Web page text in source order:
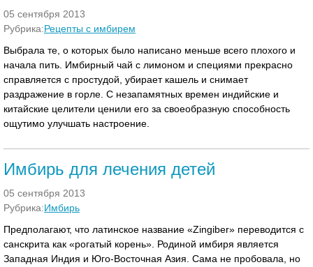
05 сентября 2013
Рубрика:Рецепты с имбирем
Выбрала те, о которых было написано меньше всего плохого и
начала пить. Имбирный чай с лимоном и специями прекрасно
справляется с простудой, убирает кашель и снимает
раздражение в горле. С незапамятных времен индийские и
китайские целители ценили его за своеобразную способность
ощутимо улучшать настроение.
Имбирь для лечения детей
05 сентября 2013
Рубрика:Имбирь
Предполагают, что латинское название «Zingiber» переводится с
санскрита как «рогатый корень». Родиной имбиря является
Западная Индия и Юго-Восточная Азия. Сама не пробовала, но